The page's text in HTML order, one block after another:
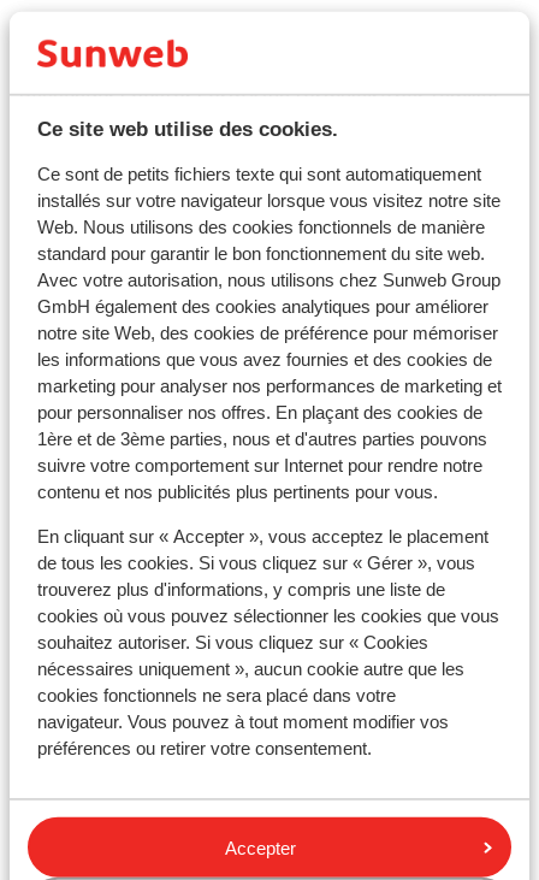
Ce site web utilise des cookies.
Ce sont de petits fichiers texte qui sont automatiquement
installés sur votre navigateur lorsque vous visitez notre site
Web. Nous utilisons des cookies fonctionnels de manière
standard pour garantir le bon fonctionnement du site web.
Avec votre autorisation, nous utilisons chez Sunweb Group
GmbH également des cookies analytiques pour améliorer
notre site Web, des cookies de préférence pour mémoriser
les informations que vous avez fournies et des cookies de
marketing pour analyser nos performances de marketing et
pour personnaliser nos offres. En plaçant des cookies de
1ère et de 3ème parties, nous et d'autres parties pouvons
suivre votre comportement sur Internet pour rendre notre
contenu et nos publicités plus pertinents pour vous.
En cliquant sur « Accepter », vous acceptez le placement
de tous les cookies. Si vous cliquez sur « Gérer », vous
trouverez plus d'informations, y compris une liste de
cookies où vous pouvez sélectionner les cookies que vous
souhaitez autoriser. Si vous cliquez sur « Cookies
nécessaires uniquement », aucun cookie autre que les
cookies fonctionnels ne sera placé dans votre
navigateur. Vous pouvez à tout moment modifier vos
préférences ou retirer votre consentement.
Accepter
Tous les voyageurs doivent remplir le formulaire «
Passenger Locator Form » (un formulaire par famille),
minimum 24 heures avant leur arrivée en Grèce. Vous
Capitale :
La capitale est Athènes.
Horaire :
Il y a une heure de plus qu'en France.
Langue :
La langue officielle est le grec. L’anglais et l’allemand
sont aussi souvent compris.
Monnaie :
Pourboires :
En Grèce, il est habituel de donner un pourboire de 10%
Voltage :
Le voltage est le même qu’en France, 220 volts.
Eau :
Alimentation :
Les plats typiques sont le Souvlaki, le Tzatziki et la